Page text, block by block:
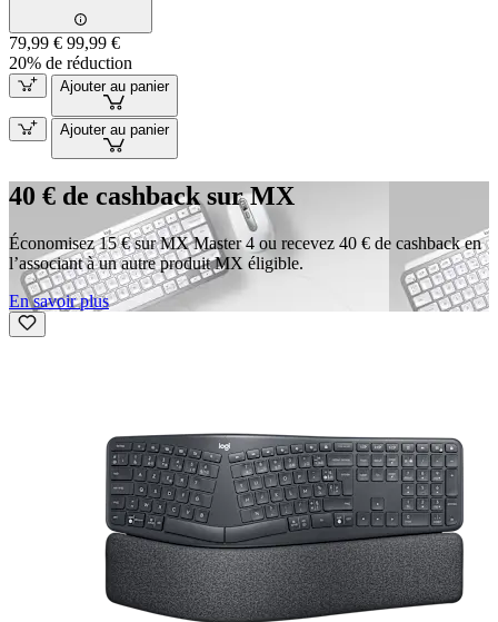
79,99 € 99,99 €
20% de réduction
Ajouter au panier
Ajouter au panier
40 € de cashback sur MX
Économisez 15 € sur MX Master 4 ou recevez 40 € de cashback en
l’associant à un autre produit MX éligible.
En savoir plus